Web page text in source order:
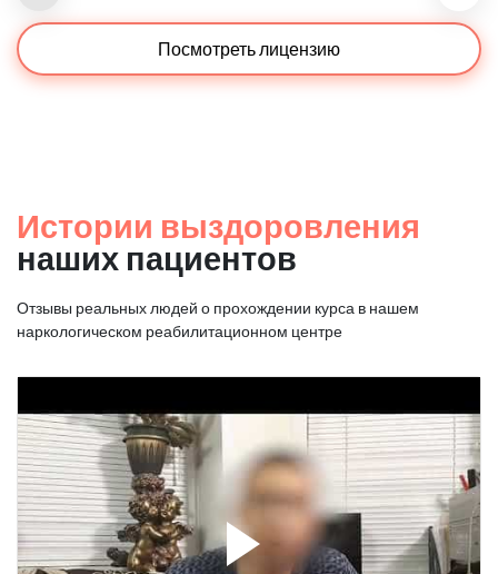
Посмотреть лицензию
Истории выздоровления
наших пациентов
Отзывы реальных людей о прохождении курса в нашем
наркологическом реабилитационном центре